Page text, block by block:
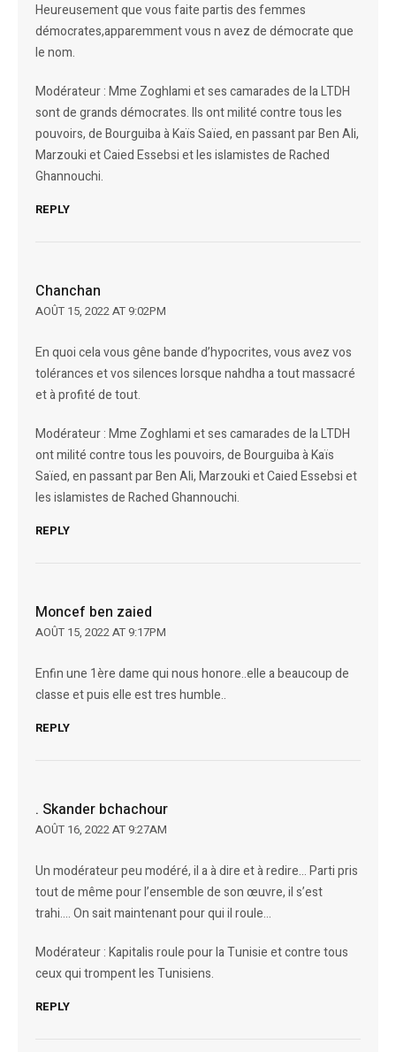
Heureusement que vous faite partis des femmes
démocrates,apparemment vous n avez de démocrate que
le nom.
Modérateur : Mme Zoghlami et ses camarades de la LTDH
sont de grands démocrates. Ils ont milité contre tous les
pouvoirs, de Bourguiba à Kaïs Saïed, en passant par Ben Ali,
Marzouki et Caied Essebsi et les islamistes de Rached
Ghannouchi.
REPLY
Chanchan
AOÛT 15, 2022 AT 9:02PM
En quoi cela vous gêne bande d’hypocrites, vous avez vos
tolérances et vos silences lorsque nahdha a tout massacré
et à profité de tout.
Modérateur : Mme Zoghlami et ses camarades de la LTDH
ont milité contre tous les pouvoirs, de Bourguiba à Kaïs
Saïed, en passant par Ben Ali, Marzouki et Caied Essebsi et
les islamistes de Rached Ghannouchi.
REPLY
Moncef ben zaied
AOÛT 15, 2022 AT 9:17PM
Enfin une 1ère dame qui nous honore..elle a beaucoup de
classe et puis elle est tres humble..
REPLY
. Skander bchachour
AOÛT 16, 2022 AT 9:27AM
Un modérateur peu modéré, il a à dire et à redire… Parti pris
tout de même pour l’ensemble de son œuvre, il s’est
trahi…. On sait maintenant pour qui il roule…
Modérateur : Kapitalis roule pour la Tunisie et contre tous
ceux qui trompent les Tunisiens.
REPLY